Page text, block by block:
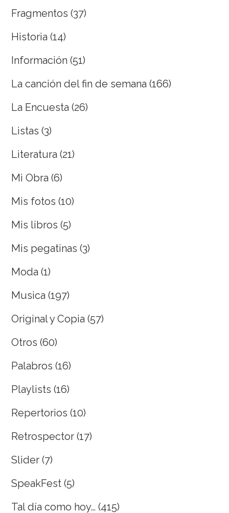
Fragmentos (37)
Historia (14)
Información (51)
La canción del fin de semana (166)
La Encuesta (26)
Listas (3)
Literatura (21)
Mi Obra (6)
Mis fotos (10)
Mis libros (5)
Mis pegatinas (3)
Moda (1)
Musica (197)
Original y Copia (57)
Otros (60)
Palabros (16)
Playlists (16)
Repertorios (10)
Retrospector (17)
Slider (7)
SpeakFest (5)
Tal día como hoy… (415)